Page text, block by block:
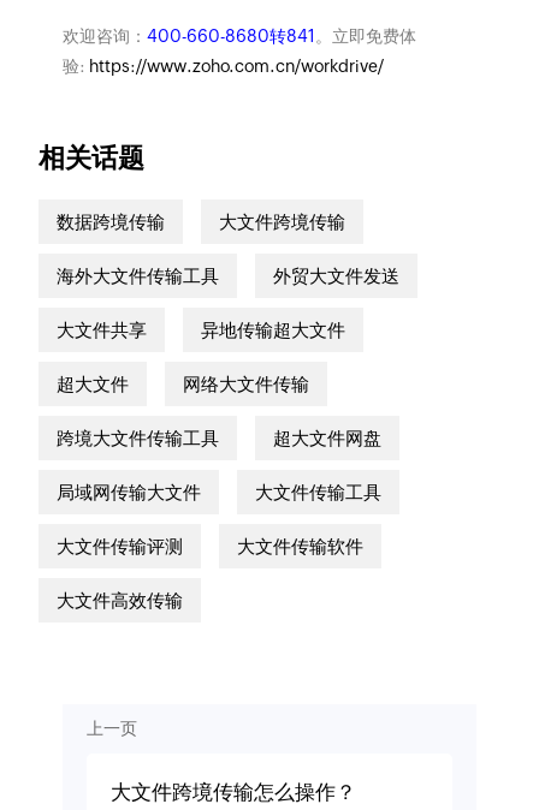
欢迎咨询： 400-660-8680转841 。立即免费体
验: https://www.zoho.com.cn/workdrive/
相关话题
数据跨境传输 大文件跨境传输
海外大文件传输工具 外贸大文件发送
大文件共享 异地传输超大文件
超大文件 网络大文件传输
跨境大文件传输工具 超大文件网盘
局域网传输大文件 大文件传输工具
大文件传输评测 大文件传输软件
大文件高效传输
上一页
大文件跨境传输怎么操作？